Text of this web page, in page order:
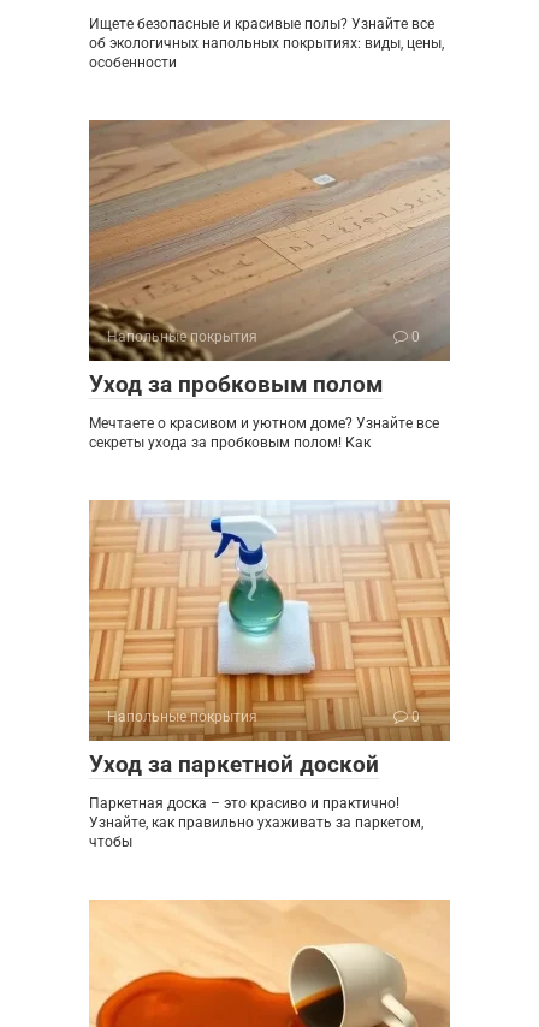
Ищете безопасные и красивые полы? Узнайте все
об экологичных напольных покрытиях: виды, цены,
особенности
Напольные покрытия 0
Уход за пробковым полом
Мечтаете о красивом и уютном доме? Узнайте все
секреты ухода за пробковым полом! Как
Напольные покрытия 0
Уход за паркетной доской
Паркетная доска – это красиво и практично!
Узнайте, как правильно ухаживать за паркетом,
чтобы